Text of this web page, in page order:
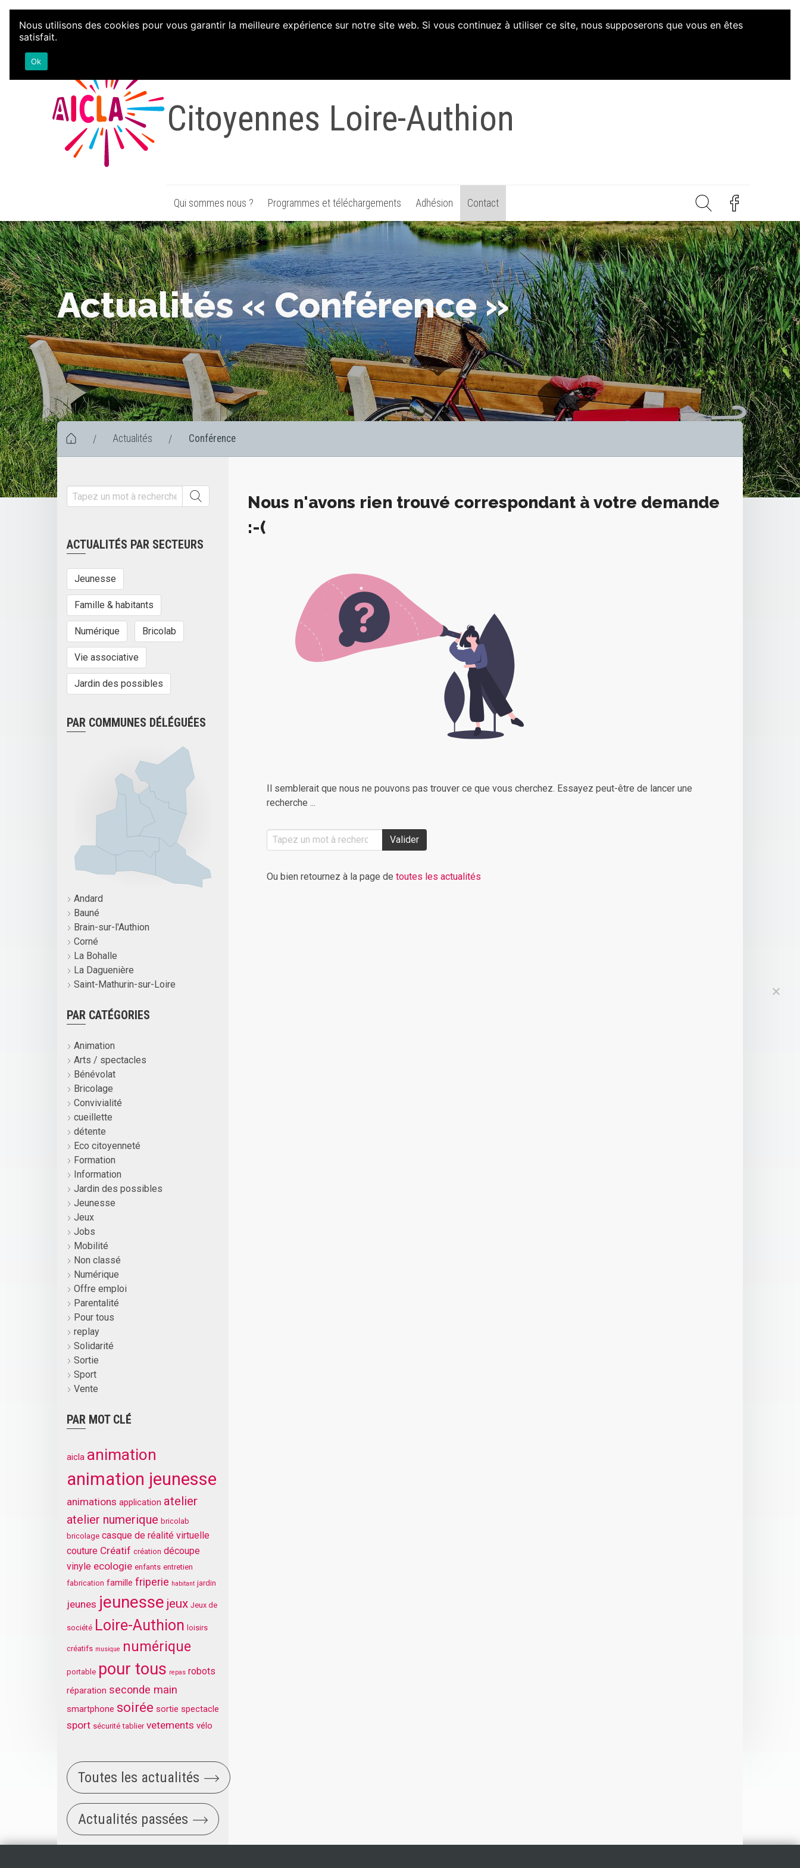
Aller au contenu
Citoyennes Loire-Authion
Qui sommes nous ? Programmes et téléchargements Adhésion Contact
Actualités « Conférence »
/ Actualités / Conférence
ACTUALITÉS PAR SECTEURS
Jeunesse
Famille & habitants
Numérique Bricolab
Vie associative
Jardin des possibles
PAR COMMUNES DÉLÉGUÉES
Andard
Bauné
Brain-sur-l'Authion
Corné
La Bohalle
La Daguenière
Saint-Mathurin-sur-Loire
PAR CATÉGORIES
Animation
Arts / spectacles
Bénévolat
Bricolage
Convivialité
cueillette
détente
Eco citoyenneté
Formation
Information
Jardin des possibles
Jeunesse
Jeux
Jobs
Mobilité
Non classé
Numérique
Offre emploi
Parentalité
Pour tous
replay
Solidarité
Sortie
Sport
Vente
PAR MOT CLÉ
aicla animation
animation jeunesse
animations application atelier
atelier numerique bricolab
bricolage casque de réalité virtuelle
couture Créatif création découpe
vinyle ecologie enfants entretien
fabrication famille friperie habitant jardin
jeunes jeunesse jeux Jeux de
société Loire-Authion loisirs
créatifs musique numérique
portable pour tous repas robots
réparation seconde main
smartphone soirée sortie spectacle
sport sécurité tablier vetements vélo
Toutes les actualités
Actualités passées
Nous n'avons rien trouvé correspondant à votre demande
:-(
Il semblerait que nous ne pouvons pas trouver ce que vous cherchez. Essayez peut-être de lancer une
recherche ...
Valider
Ou bien retournez à la page de toutes les actualités
Nous utilisons des cookies pour vous garantir la meilleure expérience sur notre site web. Si vous continuez à utiliser ce site, nous supposerons que vous en êtes
satisfait.
Ok